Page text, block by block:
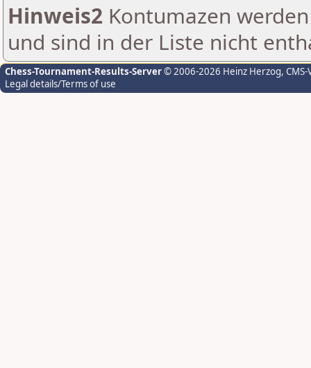
Hinweis2 Kontumazen
und sind in der Liste nicht
Chess-Tournament-Results-Server© 2006-2026 Heinz Herzog,
Legal details/Terms of use